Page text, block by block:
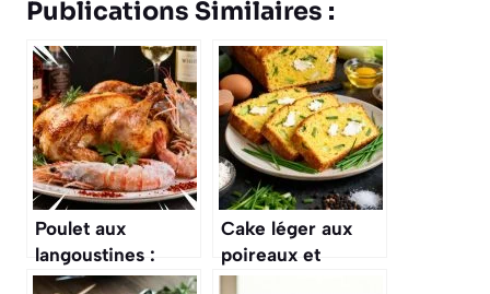
Publications Similaires :
Poulet aux
langoustines :
recette
Cake léger aux
poireaux et
chèvre : recette